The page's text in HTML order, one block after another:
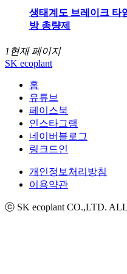
생태계도 브레이크 타
방 총량제
1 현재 페이지
SK ecoplant
홈
유튜브
페이스북
인스타그램
네이버블로그
링크드인
개인정보처리방침
이용약관
ⓒ SK ecoplant CO.,LTD.